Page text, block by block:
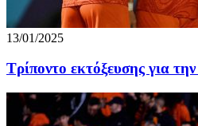
13/01/2025
Τρίποντο εκτόξευσης για